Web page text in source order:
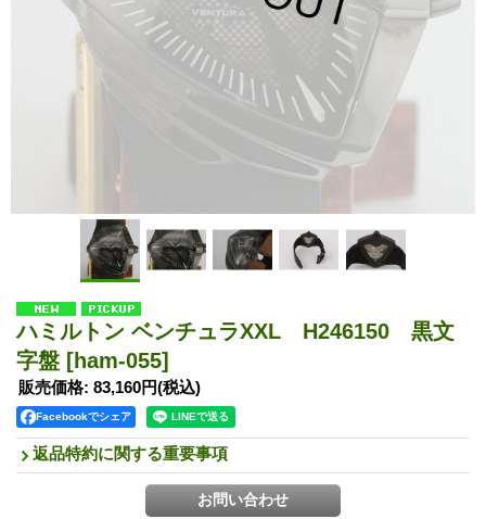
ハミルトン ベンチュラXXL H246150 黒文
字盤 [ham-055]
販売価格: 83,160円(税込)
Facebookでシェア
返品特約に関する重要事項